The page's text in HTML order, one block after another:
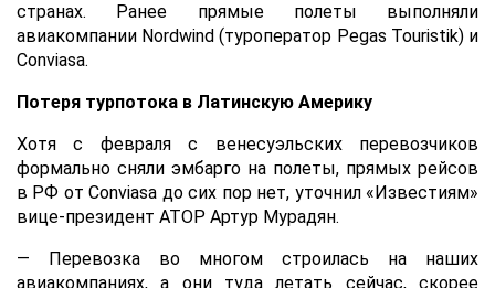
странах. Ранее прямые полеты выполняли
авиакомпании Nordwind (туроператор Pegas Touristik) и
Conviasa.
Потеря турпотока в Латинскую Америку
Хотя с февраля с венесуэльских перевозчиков
формально сняли эмбарго на полеты, прямых рейсов
в РФ от Conviasa до сих пор нет, уточнил «Известиям»
вице-президент АТОР Артур Мурадян.
— Перевозка во многом строилась на наших
авиакомпаниях, а они туда летать сейчас, скорее